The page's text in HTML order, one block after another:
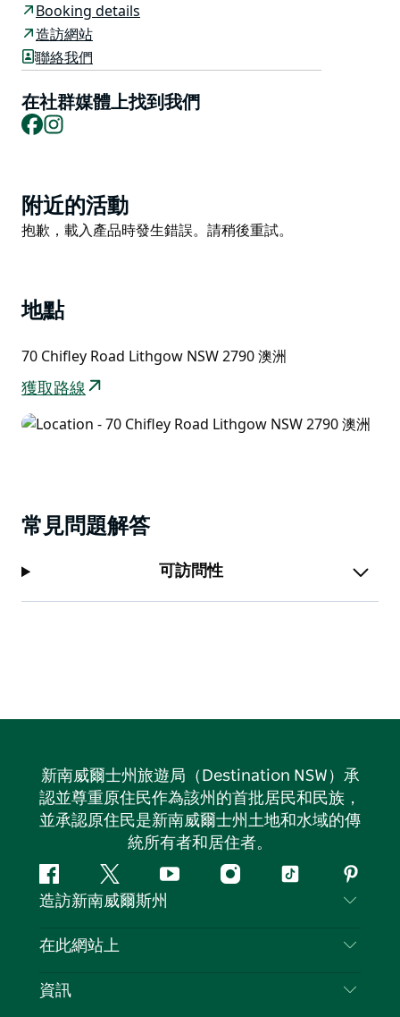
飯店內的 Frankie's 餐廳和酒吧供應帶有現代風味的美味
義大利美食。飯店的主廚 Francesco “Frank” Pantano
設計了適合任何場合的菜單，無論是特殊活動、夜間外出
還是晚上在家吃的外帶。
他們熱情的活動團隊為公司會議、團隊會議或特殊場合提
適合夏季，並且在白天開放。他們還為客人提供客房服
務、客房內早餐服務以及冷熱盒裝午餐。
都盡力讓您住得盡可能舒適愉快。歡迎來到 Zig Zag 汽車
旅館和服務式公寓，體驗 Inzitari 家庭的熱情好客以及
Booking details
造訪網站
聯絡我們
在社群媒體上找到我們
Facebook
Product
List
附近的活動
Product
抱歉，載入產品時發生錯誤。請稍後重試。
地點
70 Chifley Road Lithgow NSW 2790 澳洲
獲取路線
常見問題解答
可訪問性
新南威爾士州旅遊局（Destination NSW）承
認並尊重原住民作為該州的首批居民和民族，
並承認原住民是新南威爾士州土地和水域的傳
統所有者和居住者。
Facebook嘰
嘰
喳
Youtube Instagram
抖
造訪新南威爾斯州
聯絡我們
隱私
在此網站上
目的地
資訊